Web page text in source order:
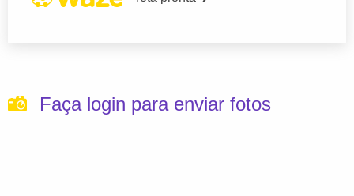
Faça login para enviar fotos